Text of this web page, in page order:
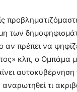
των
αν πρέπει να
κλπ, ο Ομπάμα
τι